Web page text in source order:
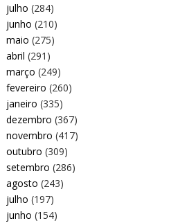
julho (284)
junho (210)
maio (275)
abril (291)
março (249)
fevereiro (260)
janeiro (335)
dezembro (367)
novembro (417)
outubro (309)
setembro (286)
agosto (243)
julho (197)
junho (154)